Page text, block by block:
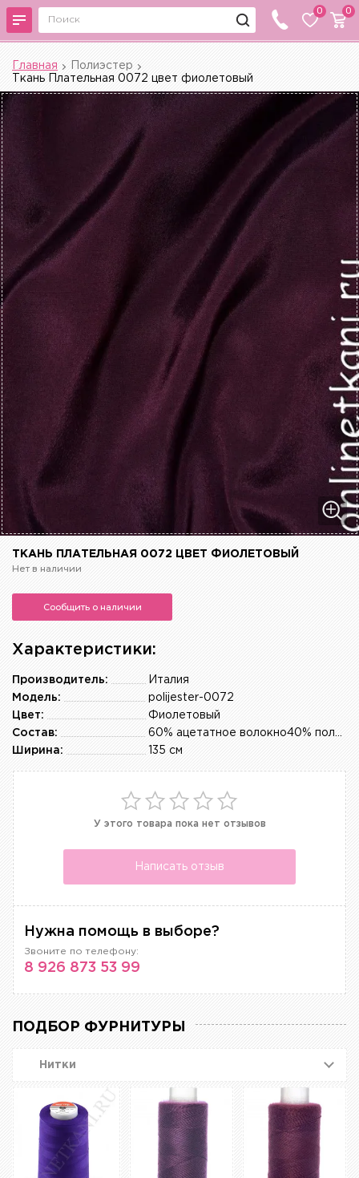
0 0
Главная
Полиэстер
Ткань Плательная 0072 цвет фиолетовый
ТКАНЬ ПЛАТЕЛЬНАЯ 0072 ЦВЕТ ФИОЛЕТОВЫЙ
Нет в наличии
Сообщить о наличии
Характеристики:
Италия
Производитель:
polijester-0072
Модель:
Фиолетовый
Цвет:
60% ацетатное волокно40% полиэстер
Состав:
135 см
Ширина:
У этого товара пока нет отзывов
Написать отзыв
Нужна помощь в выборе?
Звоните по телефону:
8 926 873 53 99
ПОДБОР ФУРНИТУРЫ
Нитки